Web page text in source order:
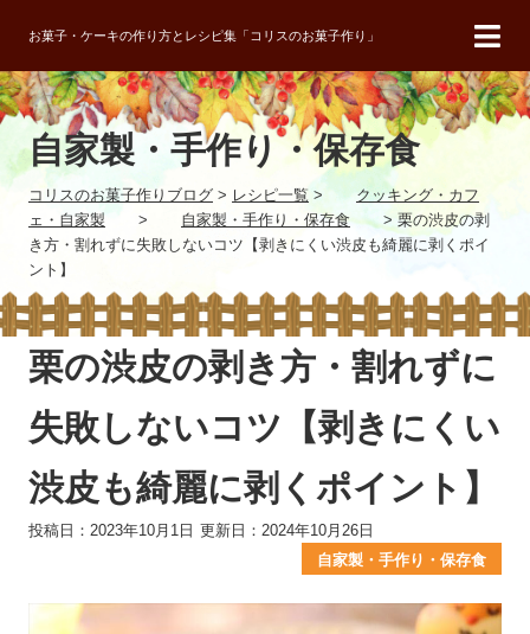
お菓子・ケーキの作り方とレシピ集「コリスのお菓子作り」
自家製・手作り・保存食
コリスのお菓子作りブログ > レシピ一覧 >
クッキング・カフ
ェ・自家製
> 自家製・手作り・保存食 > 栗の渋皮の剥
き方・割れずに失敗しないコツ【剥きにくい渋皮も綺麗に剥くポイ
ント】
栗の渋皮の剥き方・割れずに
失敗しないコツ【剥きにくい
渋皮も綺麗に剥くポイント】
投稿日：2023年10月1日 更新日：2024年10月26日
自家製・手作り・保存食